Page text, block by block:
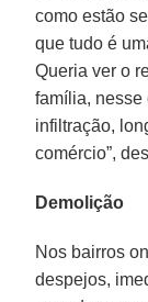
como estão
que tudo é
Queria ver o
família, nesse
infiltração,
comércio”,
Demolição
Nos bairros
despejos,